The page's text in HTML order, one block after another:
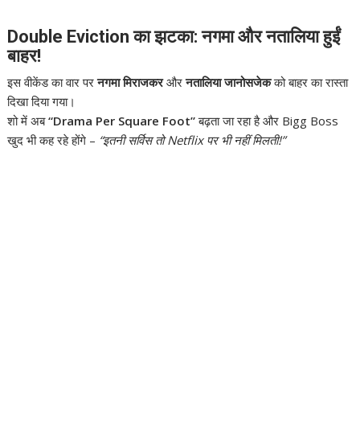
Double Eviction का झटका: नगमा और नतालिया हुईं
बाहर!
इस वीकेंड का वार परनगमा मिराजकरऔरनतालिया जानोसजेकको बाहर का रास्ता
दिखा दिया गया।
शो में अब“Drama Per Square Foot”बढ़ता जा रहा है और Bigg Boss
खुद भी कह रहे होंगे – “इतनी सर्विस तो Netflix पर भी नहीं मिलती!”